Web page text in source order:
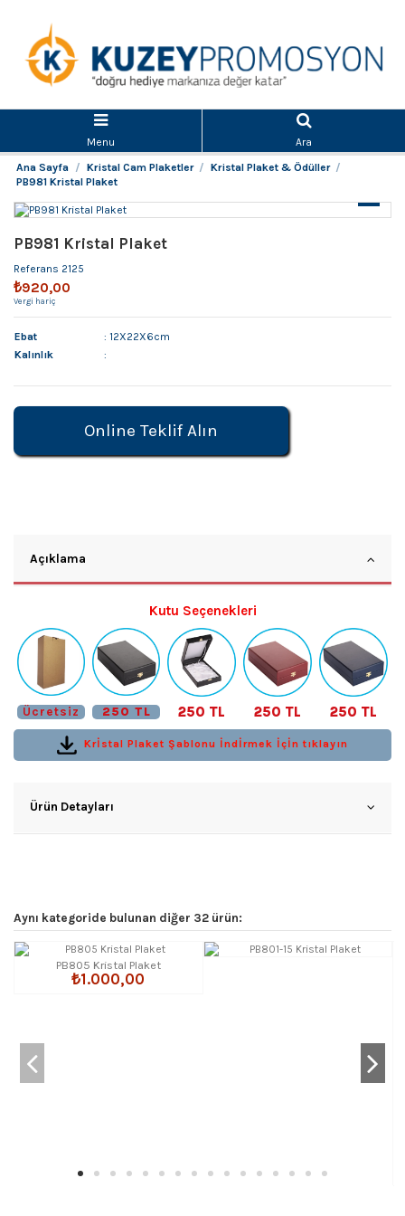
Menu
Ara
Ana Sayfa
Kristal Cam Plaketler
Kristal Plaket & Ödüller
PB981 Kristal Plaket
PB981 Kristal Plaket
Referans 2125
₺920,00
Vergi hariç
Ebat
: 12X22X6cm
Kalınlık
:
Online Teklif Alın
Açıklama
Kutu Seçenekleri
Ücretsiz 250 TL 250 TL 250 TL 250 TL
Krİstal Plaket Şablonu İndİrmek İçİn tıklayın
Ürün Detayları
Aynı kategoride bulunan diğer 32 ürün:
PB805 Kristal Plaket
₺1.000,00